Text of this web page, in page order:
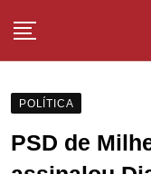
POLÍTICA
PSD de